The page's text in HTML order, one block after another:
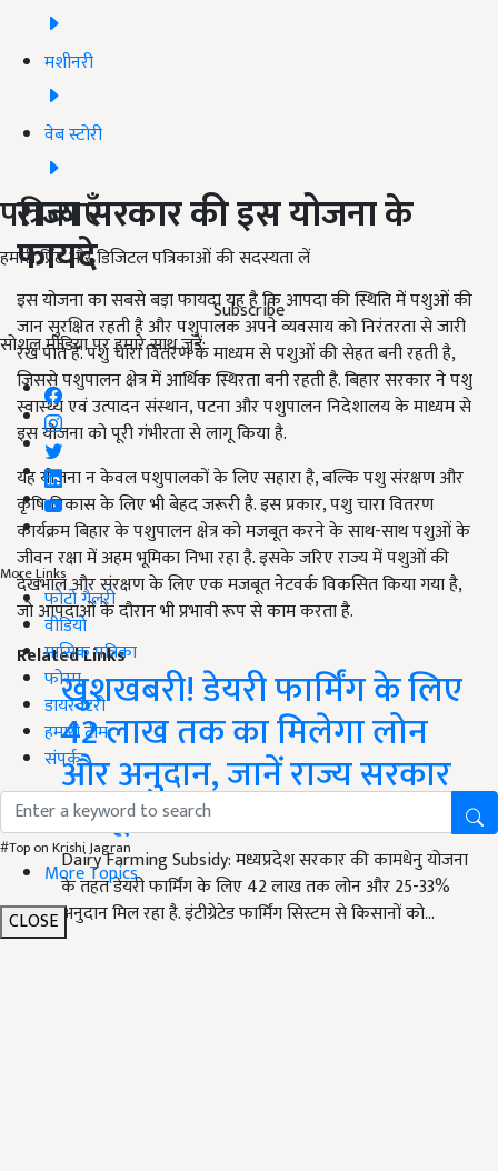
मशीनरी
वेब स्टोरी
पत्रिकाएँ
हमारी प्रिंट और डिजिटल पत्रिकाओं की सदस्यता लें
Subscribe
सोशल मीडिया पर हमारे साथ जुड़ें:
More Links
फोटो गैलरी
वीडियो
मासिक पत्रिका
फोरम
डायरेक्टरी
हमारी टीम
संपर्क
#Top on Krishi Jagran
More Topics
CLOSE
राज्य सरकार की इस योजना के
फायदे
इस योजना का सबसे बड़ा फायदा यह है कि आपदा की स्थिति में पशुओं की
जान सुरक्षित रहती है और पशुपालक अपने व्यवसाय को निरंतरता से जारी
रख पाते हैं. पशु चारा वितरण के माध्यम से पशुओं की सेहत बनी रहती है,
जिससे पशुपालन क्षेत्र में आर्थिक स्थिरता बनी रहती है. बिहार सरकार ने पशु
स्वास्थ्य एवं उत्पादन संस्थान, पटना और पशुपालन निदेशालय के माध्यम से
इस योजना को पूरी गंभीरता से लागू किया है.
यह योजना न केवल पशुपालकों के लिए सहारा है, बल्कि पशु संरक्षण और
कृषि विकास के लिए भी बेहद जरूरी है. इस प्रकार, पशु चारा वितरण
कार्यक्रम बिहार के पशुपालन क्षेत्र को मजबूत करने के साथ-साथ पशुओं के
जीवन रक्षा में अहम भूमिका निभा रहा है. इसके जरिए राज्य में पशुओं की
देखभाल और संरक्षण के लिए एक मजबूत नेटवर्क विकसित किया गया है,
जो आपदाओं के दौरान भी प्रभावी रूप से काम करता है.
Related Links
खुशखबरी! डेयरी फार्मिंग के लिए
42 लाख तक का मिलेगा लोन
और अनुदान, जानें राज्य सरकार
का पूरा प्लान
Dairy Farming Subsidy: मध्यप्रदेश सरकार की कामधेनु योजना
के तहत डेयरी फार्मिंग के लिए 42 लाख तक लोन और 25-33%
अनुदान मिल रहा है. इंटीग्रेटेड फार्मिंग सिस्टम से किसानों को…